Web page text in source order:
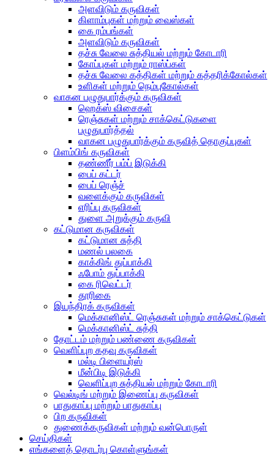
அளவிடும் கருவிகள்
கிளாம்புகள் மற்றும் வைஸ்கள்
கை ரம்பங்கள்
அளவிடும் கருவிகள்
தச்சு வேலை சுத்தியல் மற்றும் கோடாரி
கோப்புகள் மற்றும் ராஸ்ப்கள்
தச்சு வேலை கத்திகள் மற்றும் கத்தரிக்கோல்கள்
உளிகள் மற்றும் நெம்புகோல்கள்
வாகன பழுதுபார்க்கும் கருவிகள்
ஹெக்ஸ் விசைகள்
ரெஞ்சுகள் மற்றும் சாக்கெட்டுகளை
பழுதுபார்த்தல்
வாகன பழுதுபார்க்கும் கருவித் தொகுப்புகள்
பிளம்பிங் கருவிகள்
தண்ணீர் பம்ப் இடுக்கி
பைப் கட்டர்
பைப் ரெஞ்ச்
வளைக்கும் கருவிகள்
எரிப்பு கருவிகள்
துளை அறுக்கும் கருவி
கட்டுமான கருவிகள்
கட்டுமான சுத்தி
மணல் பலகை
காக்கிங் துப்பாக்கி
ஃபோம் துப்பாக்கி
கை ரிவெட்டர்
தூரிகை
இயந்திரக் கருவிகள்
மெக்கானிஸ்ட் ரெஞ்சுகள் மற்றும் சாக்கெட்டுகள்
மெக்கானிஸ்ட் சுத்தி
தோட்டம் மற்றும் பண்ணை கருவிகள்
வெளிப்புற கதவு கருவிகள்
மல்டி பிளையர்ஸ்
மீன்பிடி இடுக்கி
வெளிப்புற சுத்தியல் மற்றும் கோடாரி
வெல்டிங் மற்றும் இணைப்பு கருவிகள்
பாதுகாப்பு மற்றும் பாதுகாப்பு
பிற கருவிகள்
துணைக்கருவிகள் மற்றும் வன்பொருள்
செய்திகள்
எங்களைத் தொடர்பு கொள்ளுங்கள்